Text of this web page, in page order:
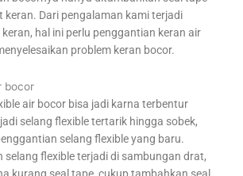
keran. Dari pengalaman kami terjadi
hal ini perlu penggantian keran air
problem keran bocor.
bocor
air bocor bisa jadi karna terbentur
selang flexible tertarik hingga sobek,
selang flexible yang baru.
selang flexible terjadi di sambungan drat,